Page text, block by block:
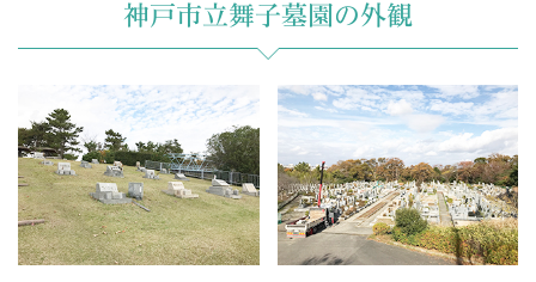
神戸市立舞子墓園の外観